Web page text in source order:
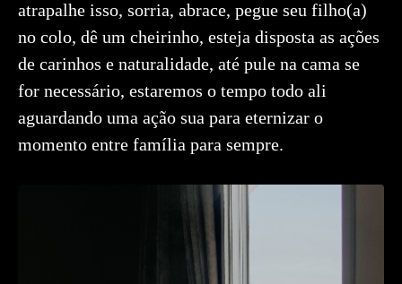
atrapalhe isso, sorria, abrace, pegue seu filho(a)
no colo, dê um cheirinho, esteja disposta as ações
de carinhos e naturalidade, até pule na cama se
for necessário, estaremos o tempo todo ali
aguardando uma ação sua para eternizar o
momento entre família para sempre.